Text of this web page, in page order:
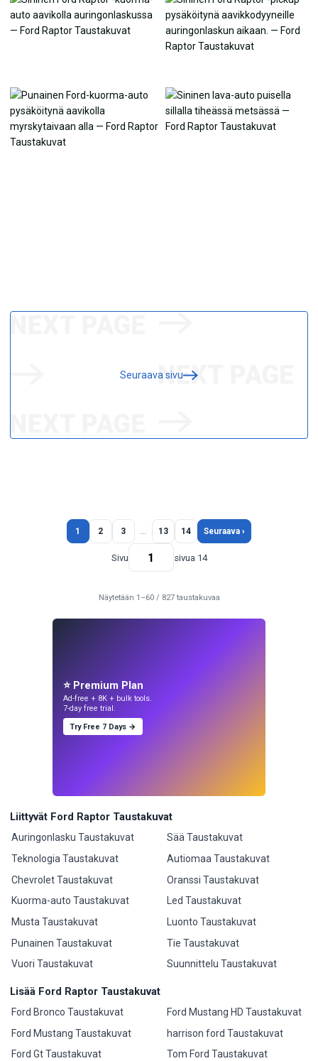
Seuraava sivu
1 2 3 … 13 14 Seuraava ›
Sivu sivua 14
Näytetään 1–60 / 827 taustakuvaa
⭐ Premium Plan
Ad-free + 8K + bulk tools.
7-day free trial.
Try Free 7 Days →
Liittyvät Ford Raptor Taustakuvat
Auringonlasku Taustakuvat
Teknologia Taustakuvat
Chevrolet Taustakuvat
Kuorma-auto Taustakuvat
Musta Taustakuvat
Punainen Taustakuvat
Vuori Taustakuvat
Sää Taustakuvat
Autiomaa Taustakuvat
Oranssi Taustakuvat
Led Taustakuvat
Luonto Taustakuvat
Tie Taustakuvat
Suunnittelu Taustakuvat
Lisää Ford Raptor Taustakuvat
Ford Bronco Taustakuvat
Ford Mustang Taustakuvat
Ford Gt Taustakuvat
Ford Mustang HD Taustakuvat
harrison ford Taustakuvat
Tom Ford Taustakuvat